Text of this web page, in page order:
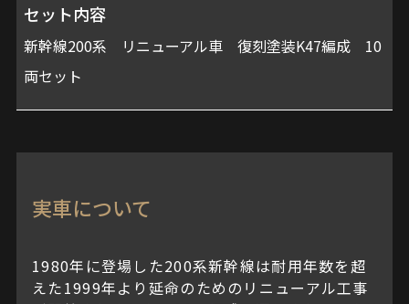
価
格
セット内容
新幹線200系 リニューアル車 復刻塗装K47編成 10
両セット
実車について
1980年に登場した200系新幹線は耐用年数を超
えた1999年より延命のためのリニューアル工事